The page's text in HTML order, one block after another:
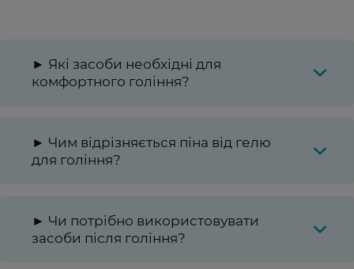
► Які засоби необхідні для
комфортного гоління?
► Чим відрізняється піна від гелю
для гоління?
► Чи потрібно використовувати
засоби після гоління?